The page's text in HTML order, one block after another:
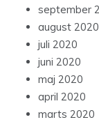
september
august 2020
juli 2020
juni 2020
maj 2020
april 2020
marts 2020